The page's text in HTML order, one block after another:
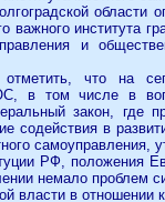
важного
и
что на
в том числе в
закон, где
содействия в
РФ, положения
немало проблем
власти в отношении